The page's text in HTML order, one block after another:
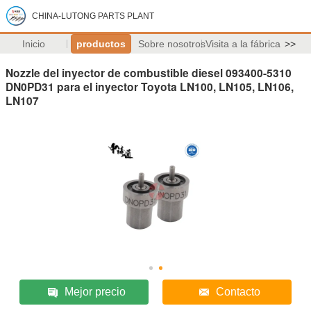
CHINA-LUTONG PARTS PLANT
Inicio productos Sobre nosotrosVisita a la fábrica >>
Nozzle del inyector de combustible diesel 093400-5310
DN0PD31 para el inyector Toyota LN100, LN105, LN106,
LN107
Mejor precio Contacto